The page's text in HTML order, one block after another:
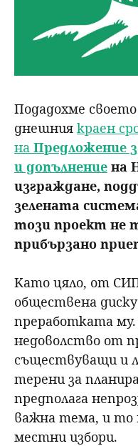
Подадохме
днешния краен
на Предложение
и допълнение на
изграждане,
зелената
този проект не
прибързано
Като цяло, от
обществена
преработката
недоволство от
съществуващи и
терени за
предполага
важна тема, и то
местни избори.